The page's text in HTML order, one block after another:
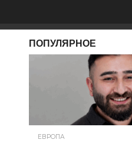
ПОПУЛЯРНОЕ
ЕВРОПА